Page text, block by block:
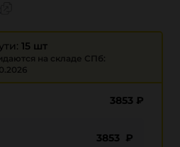
15 шт
на складе СПб:
3853 ₽
3853 ₽